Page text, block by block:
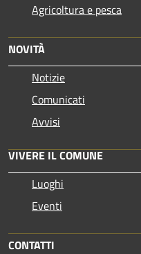
Agricoltura e pesca
NOVITÀ
Notizie
Comunicati
Avvisi
VIVERE IL COMUNE
Luoghi
Eventi
CONTATTI